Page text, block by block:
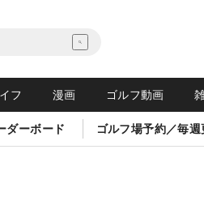
フ 漫画 ゴルフ動画
ダーボード ゴルフ場予約／毎